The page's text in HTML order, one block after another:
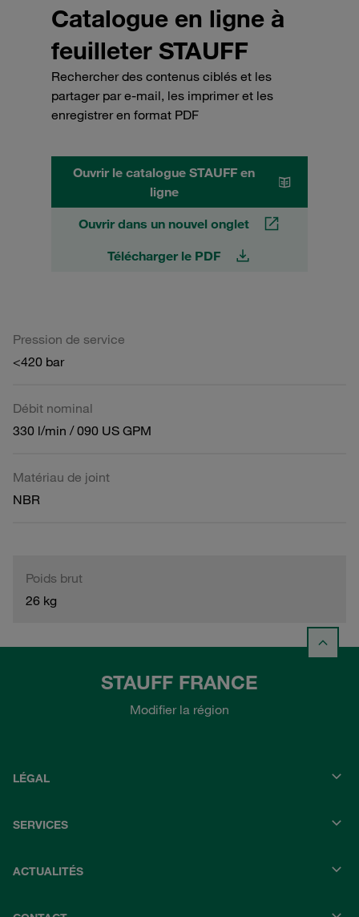
Catalogue en ligne à
feuilleter STAUFF
Rechercher des contenus ciblés et les
partager par e-mail, les imprimer et les
enregistrer en format PDF
Ouvrir le catalogue STAUFF en
ligne
Ouvrir dans un nouvel onglet
Télécharger le PDF
Pression de service
<420 bar
Débit nominal
330 l/min / 090 US GPM
Matériau de joint
NBR
Poids brut
26 kg
STAUFF FRANCE
Modifier la région
LÉGAL
SERVICES
ACTUALITÉS